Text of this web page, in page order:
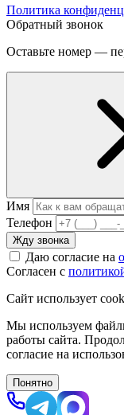
Политика
Обратный звонок
Оставьте номер —
Имя
Телефон
Жду звонка
Даю согласие на
Согласен с
Сайт использует
Мы используем
работы сайта.
согласие на
Понятно